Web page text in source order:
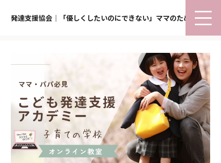
発達支援協会｜「優しくしたいのにできない」ママのための子育て